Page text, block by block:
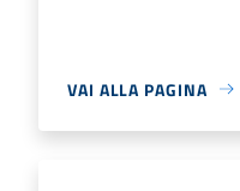
VAI ALLA PAGINA